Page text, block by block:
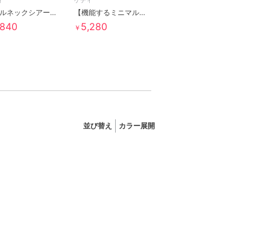
ロールネックシアーシャツブラウス≪手洗い可能≫ 【機能するミニマル服】ポンチョTシャツ
￥ 5,280
並び替え カラー展開